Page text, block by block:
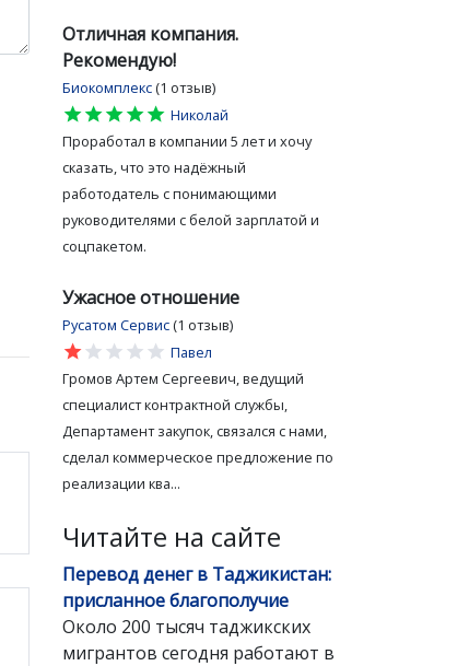
Отличная компания.
Рекомендую!
Биокомплекс (1 отзыв)
star
star
star
star
star
Николай
Проработал в компании 5 лет и хочу
сказать, что это надёжный
работодатель с понимающими
руководителями с белой зарплатой и
соцпакетом.
Ужасное отношение
Русатом Сервис (1 отзыв)
star
star
star
star
star
Павел
Громов Артем Сергеевич, ведущий
специалист контрактной службы,
Департамент закупок, связался с нами,
сделал коммерческое предложение по
реализации ква...
Читайте на сайте
Перевод денег в Таджикистан:
присланное благополучие
Около 200 тысяч таджикских
мигрантов сегодня работают в